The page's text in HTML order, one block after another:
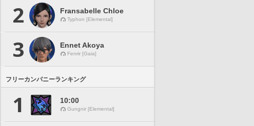
2 Fransabelle Chloe
Typhon [Elemental]
3 Ennet Akoya
Fenrir [Gaia]
フリーカンパニーランキング
1 10:00
Gungnir [Elemental]